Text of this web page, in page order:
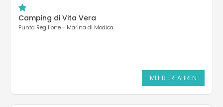
Camping di Vita Vera
Punta Regilione - Marina di Modica
MEHR ERFAHREN